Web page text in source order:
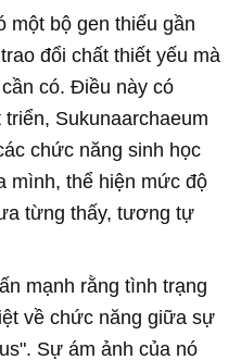
một bộ gen thiếu gần
đổi chất thiết yếu mà
có. Điều này có
Sukunaarchaeum
chức năng sinh học
mình, thể hiện mức độ
từng thấy, tương tự
mạnh rằng tình trạng
về chức năng giữa sự
Sự ám ảnh của nó